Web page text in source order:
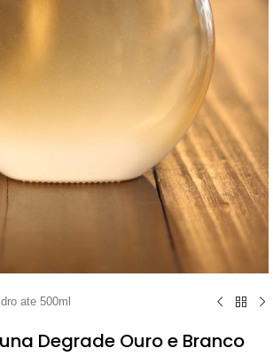
ate 500ml
Degrade Ouro e Branco